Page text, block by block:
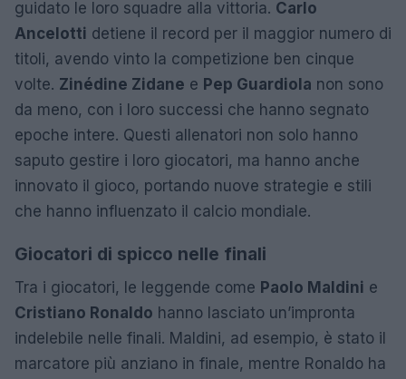
guidato le loro squadre alla vittoria. Carlo
Ancelotti detiene il record per il maggior numero di
titoli, avendo vinto la competizione ben cinque
volte. Zinédine Zidane e Pep Guardiola non sono
da meno, con i loro successi che hanno segnato
epoche intere. Questi allenatori non solo hanno
saputo gestire i loro giocatori, ma hanno anche
innovato il gioco, portando nuove strategie e stili
che hanno influenzato il calcio mondiale.
Giocatori di spicco nelle finali
Tra i giocatori, le leggende come Paolo Maldini e
Cristiano Ronaldo hanno lasciato un’impronta
indelebile nelle finali. Maldini, ad esempio, è stato il
marcatore più anziano in finale, mentre Ronaldo ha